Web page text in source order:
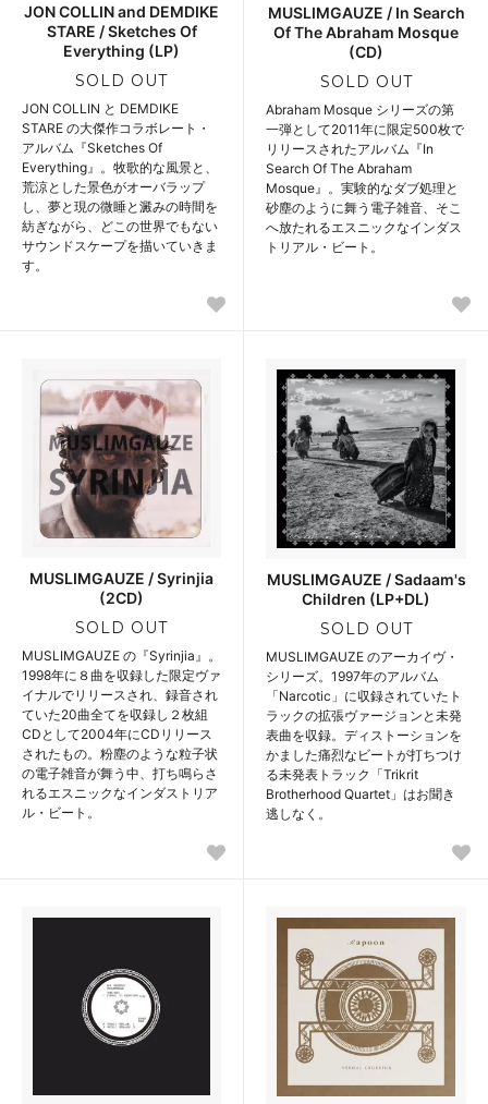
JON COLLIN and DEMDIKE
STARE / Sketches Of
Everything (LP)
SOLD OUT
JON COLLIN と DEMDIKE
STARE の大傑作コラボレート・
アルバム『Sketches Of
Everything』。牧歌的な風景と、
荒涼とした景色がオーバラップ
し、夢と現の微睡と澱みの時間を
紡ぎながら、どこの世界でもない
サウンドスケープを描いていきま
す。
MUSLIMGAUZE / In Search
Of The Abraham Mosque
(CD)
SOLD OUT
Abraham Mosque シリーズの第
一弾として2011年に限定500枚で
リリースされたアルバム『In
Search Of The Abraham
Mosque』。実験的なダブ処理と
砂塵のように舞う電子雑音、そこ
へ放たれるエスニックなインダス
トリアル・ビート。
MUSLIMGAUZE / Syrinjia
(2CD)
SOLD OUT
MUSLIMGAUZE の『Syrinjia』。
1998年に８曲を収録した限定ヴァ
イナルでリリースされ、録音され
ていた20曲全てを収録し２枚組
CDとして2004年にCDリリース
されたもの。粉塵のような粒子状
の電子雑音が舞う中、打ち鳴らさ
れるエスニックなインダストリア
ル・ビート。
MUSLIMGAUZE / Sadaam's
Children (LP+DL)
SOLD OUT
MUSLIMGAUZE のアーカイヴ・
シリーズ。1997年のアルバム
「Narcotic」に収録されていたト
ラックの拡張ヴァージョンと未発
表曲を収録。ディストーションを
かました痛烈なビートが打ちつけ
る未発表トラック「Trikrit
Brotherhood Quartet」はお聞き
逃しなく。